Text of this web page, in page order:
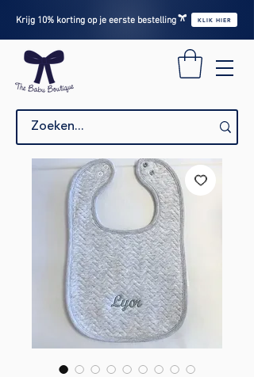
Krijg 10% korting op je eerste bestelling KLIK HIER